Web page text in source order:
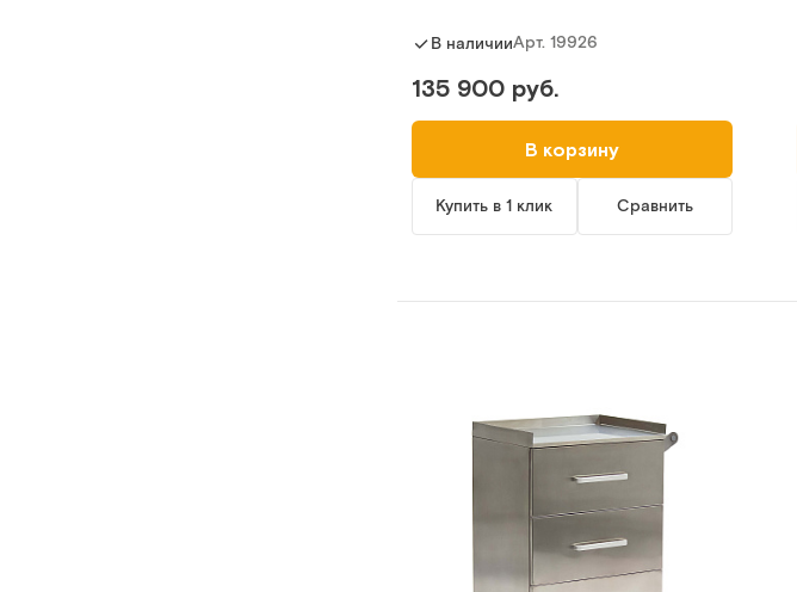
В наличииАрт. 19926
135 900 руб.
В корзину
Купить в 1 клик Сравнить